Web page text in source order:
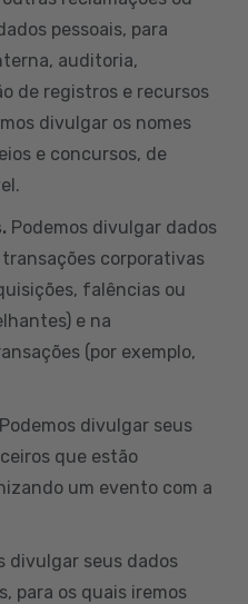
pessoais, para
auditoria,
de registros e recursos
divulgar os nomes
e concursos, de
Podemos divulgar dados
corporativas
falências ou
e na
(por exemplo,
divulgar seus
que estão
um evento com a
divulgar seus dados
para os quais iremos